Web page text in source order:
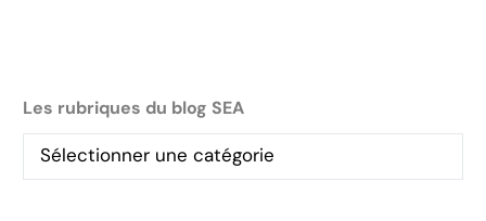
Les rubriques du blog SEA